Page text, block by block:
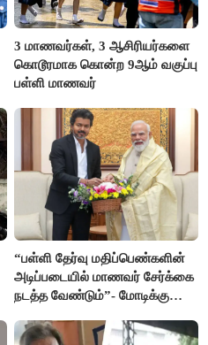
3 மாணவர்கள், 3 ஆசிரியர்களை
கொடூரமாக கொன்ற 9ஆம் வகுப்பு
பள்ளி மாணவர்
“பள்ளி தேர்வு மதிப்பெண்களின்
அடிப்படையில் மாணவர் சேர்க்கை
நடத்த வேண்டும்”- மோடிக்கு